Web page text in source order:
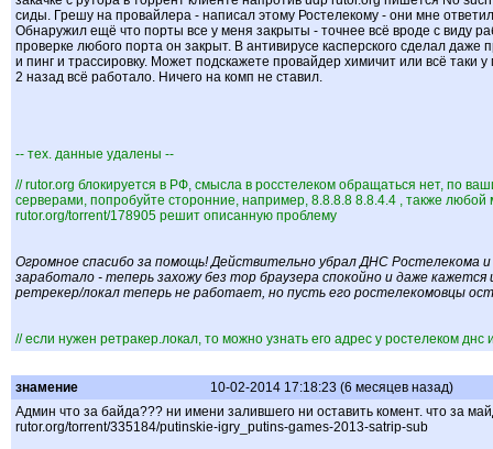
сиды. Грешу на провайлера - написал этому Ростелекому - они мне
Обнаружил ещё что порты все у меня закрыты - точнее всё вроде с виду
проверке любого порта он закрыт. В антивирусе касперского сделал
и пинг и трассировку. Может подскажете провайдер химичит или всё
2 назад всё работало. Ничего на комп не ставил.
-- тех. данные удалены --
// rutor.org блокируется в РФ, смысла в росстелеком обращаться нет, по
серверами, попробуйте сторонние, например, 8.8.8.8 8.8.4.4 , также
rutor.org/torrent/178905 решит описанную проблему
Огромное спасибо за помощь! Действительно убрал ДНС Ростелекома и
заработало - теперь захожу без тор браузера спокойно и даже
ретрекер/локал теперь не работает, но пусть его ростелекомовцы
// если нужен ретракер.локал, то можно узнать его адрес у ростелеком
знамение
10-02-2014 17:18:23 (6 месяцев назад)
Админ что за байда??? ни имени залившего ни оставить комент. что за
rutor.org/torrent/335184/putinskie-igry_putins-games-2013-satrip-sub